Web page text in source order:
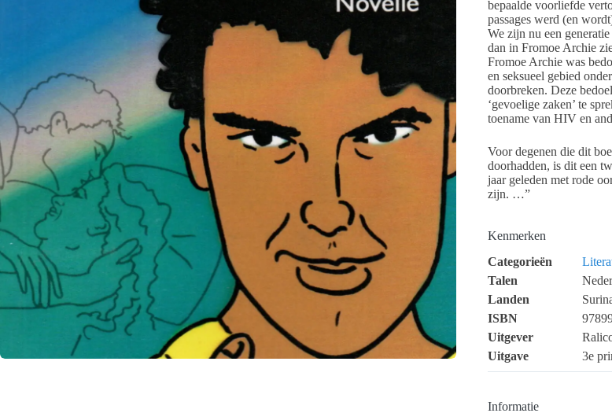
bepaalde voorliefde
passages werd (en
We zijn nu een
dan in Fromoe Archie
Fromoe Archie was
en seksueel gebied
doorbreken. Deze
‘gevoelige zaken’ te
toename van HIV en
Voor degenen die dit
doorhadden, is dit een
jaar geleden met rode
zijn. …”
Kenmerken
Categorieën
Talen
Landen
ISBN
Uitgever
Uitgave
3e
Informatie